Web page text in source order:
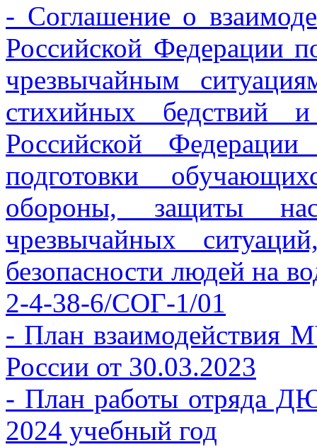
- Соглашение о
Российской Федерации
чрезвычайным
стихийных бедствий
Российской
подготовки
обороны, защиты
чрезвычайных
безопасности людей на
2-4-38-6/СОГ-1/01
- План взаимодействия
России от 30.03.2023
- План работы
2024 учебный год